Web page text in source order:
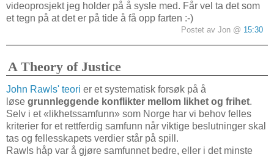
videoprosjekt jeg holder på å sysle med. Får vel ta det som
et tegn på at det er på tide å få opp farten :-)
Postet av Jon @ 15:30
A Theory of Justice
John Rawls' teori er et systematisk forsøk på å
løse grunnleggende konflikter mellom likhet og frihet.
Selv i et «likhetssamfunn» som Norge har vi behov felles
kriterier for et rettferdig samfunn når viktige beslutninger skal
tas og fellesskapets verdier står på spill.
Rawls håp var å gjøre samfunnet bedre, eller i det minste